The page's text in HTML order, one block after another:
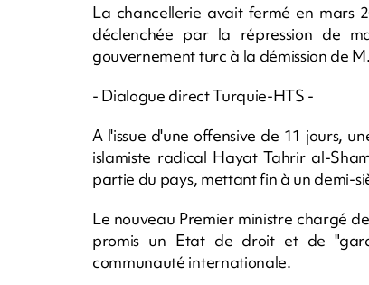
La chancellerie avait fermé en mars
déclenchée par la répression de
gouvernement turc à la démission de
- Dialogue direct Turquie-HTS -
A l'issue d'une offensive de 11 jours,
islamiste radical Hayat Tahrir al-
partie du pays, mettant fin à un demi-
Le nouveau Premier ministre chargé
promis un Etat de droit et de
communauté internationale.